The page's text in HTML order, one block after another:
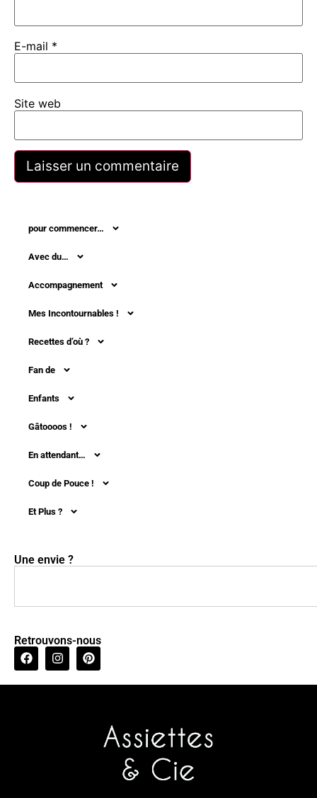
E-mail *
Site web
pour commencer…
Avec du…
Accompagnement
Mes Incontournables !
Recettes d’où ?
Fan de
Enfants
Gâtoooos !
En attendant…
Coup de Pouce !
Et Plus ?
Une envie ?
Retrouvons-nous